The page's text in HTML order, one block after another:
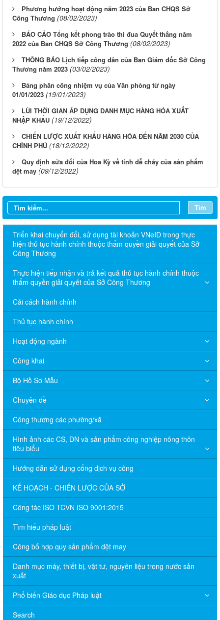
Phương hướng hoạt động năm 2023 của Ban CHQS Sở
Công Thương (08/02/2023)
BÁO CÁO Tổng kết phong trào thi đua Quyết thắng năm
2022 của Ban CHQS Sở Công Thương (08/02/2023)
THÔNG BÁO Lịch tiếp công dân của Ban Giám đốc Sở Công
Thương năm 2023 (03/02/2023)
Bảng phân công nhiệm vụ của Văn phòng từ ngày
01/01/2023 (19/01/2023)
LÙI THỜI GIAN ÁP DỤNG DANH MỤC HÀNG HÓA XUẤT
NHẬP KHẨU (19/12/2022)
CHIẾN LƯỢC XUẤT KHẨU HÀNG HÓA ĐẾN NĂM 2030 CỦA
CHÍNH PHỦ (18/12/2022)
Quy định sửa đổi của Hoa Kỳ về tính dễ cháy của sản phẩm
dệt may (09/12/2022)
Tìm
Triển khai chuyển đổi, sử dụng tài khoản VNeID trong thực
hiện thủ tục hành chính thuộc thẩm quyền giải quyết của Sở
Công Thương
Thực hiện tiếp nhận và trả kết quả thủ tục hành chính thuộc
thẩm quyền giải quyết của Sở Công Thương
Cải cách hành chính
Thủ tục hành chính
Hoạt động ngành
Công khai
Bộ Hồ Sơ Mẫu
Chuyên đề
Công thương các phường/xã
Hình ảnh các CS, DN và sản phẩm công nghiệp nông thôn
tiêu biểu
Hướng dẫn sử dụng cổng dịch vụ công
KẾ HOẠCH - CHIẾN LƯỢC CỦA SỞ
Công tác ISO TCVN ISO 9001:2015
Tìm hiểu pháp luật
Công bố hợp quy sản phẩm dệt may
Danh mục máy, thiết bị, vật tư, nguyên liệu trong nước sản
xuất
Phổ biến Giáo dục Pháp luật
Search